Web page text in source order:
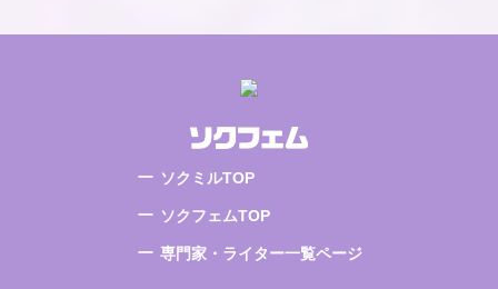
ソクミルTOP
ソクフェムTOP
専門家・ライター一覧ページ